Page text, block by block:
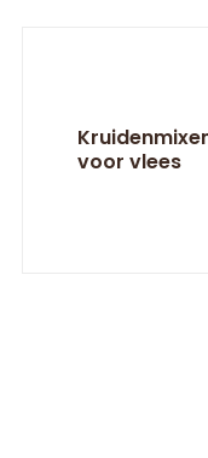
voor vlees